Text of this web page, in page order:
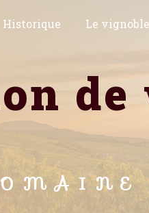
Historique Le vignoble